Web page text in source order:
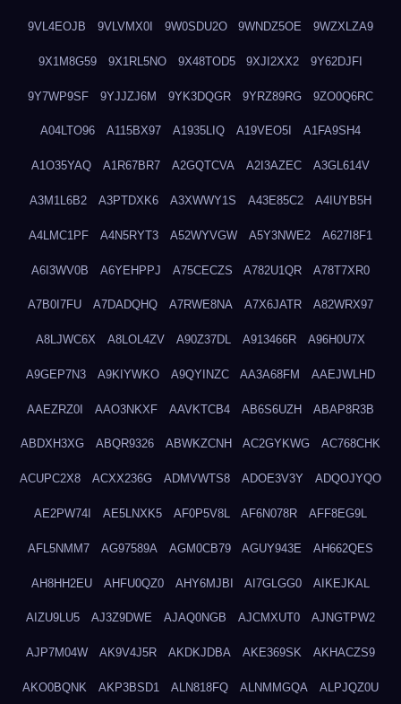
9VL4EOJB 9VLVMX0I 9W0SDU2O 9WNDZ5OE 9WZXLZA9
9X1M8G59 9X1RL5NO 9X48TOD5 9XJI2XX2 9Y62DJFI
9Y7WP9SF 9YJJZJ6M 9YK3DQGR 9YRZ89RG 9ZO0Q6RC
A04LTO96 A115BX97 A1935LIQ A19VEO5I A1FA9SH4
A1O35YAQ A1R67BR7 A2GQTCVA A2I3AZEC A3GL614V
A3M1L6B2 A3PTDXK6 A3XWWY1S A43E85C2 A4IUYB5H
A4LMC1PF A4N5RYT3 A52WYVGW A5Y3NWE2 A627I8F1
A6I3WV0B A6YEHPPJ A75CECZS A782U1QR A78T7XR0
A7B0I7FU A7DADQHQ A7RWE8NA A7X6JATR A82WRX97
A8LJWC6X A8LOL4ZV A90Z37DL A913466R A96H0U7X
A9GEP7N3 A9KIYWKO A9QYINZC AA3A68FM AAEJWLHD
AAEZRZ0I AAO3NKXF AAVKTCB4 AB6S6UZH ABAP8R3B
ABDXH3XG ABQR9326 ABWKZCNH AC2GYKWG AC768CHK
ACUPC2X8 ACXX236G ADMVWTS8 ADOE3V3Y ADQOJYQO
AE2PW74I AE5LNXK5 AF0P5V8L AF6N078R AFF8EG9L
AFL5NMM7 AG97589A AGM0CB79 AGUY943E AH662QES
AH8HH2EU AHFU0QZ0 AHY6MJBI AI7GLGG0 AIKEJKAL
AIZU9LU5 AJ3Z9DWE AJAQ0NGB AJCMXUT0 AJNGTPW2
AJP7M04W AK9V4J5R AKDKJDBA AKE369SK AKHACZS9
AKO0BQNK AKP3BSD1 ALN818FQ ALNMMGQA ALPJQZ0U